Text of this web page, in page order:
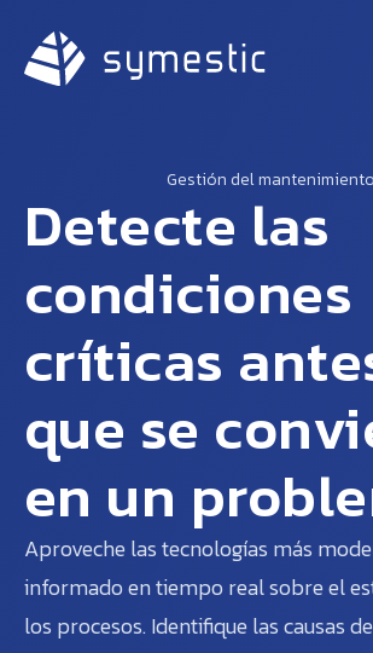
Gestión del mantenimiento
Detecte las
condiciones
críticas
que se
en un
Aproveche las tecnologías más
informado en tiempo real sobre el
los procesos. Identifique las causas